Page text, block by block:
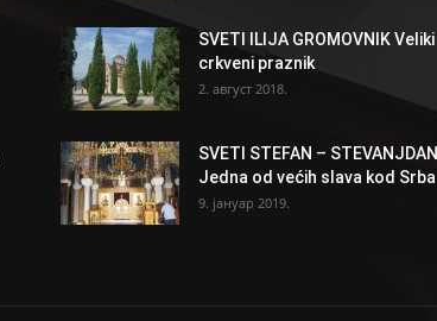
SVETI ILIJA GROMOVNIK Veliki
crkveni praznik
2. август 2018.
SVETI STEFAN – STEVANJDAN
Jedna od većih slava kod Srba
9. јануар 2019.